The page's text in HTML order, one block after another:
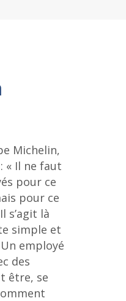
Michelin,
« Il ne faut
pour ce
pour ce
s’agit là
simple et
employé
des
être, se